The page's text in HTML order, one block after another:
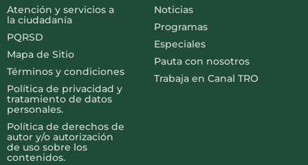
Atención y servicios a
la ciudadanía
PQRSD
Mapa de Sitio
Términos y condiciones
Política de privacidad y
tratamiento de datos
personales.
Política de derechos de
autor y/o autorización
de uso sobre los
contenidos.
Noticias
Programas
Especiales
Pauta con nosotros
Trabaja en Canal TRO